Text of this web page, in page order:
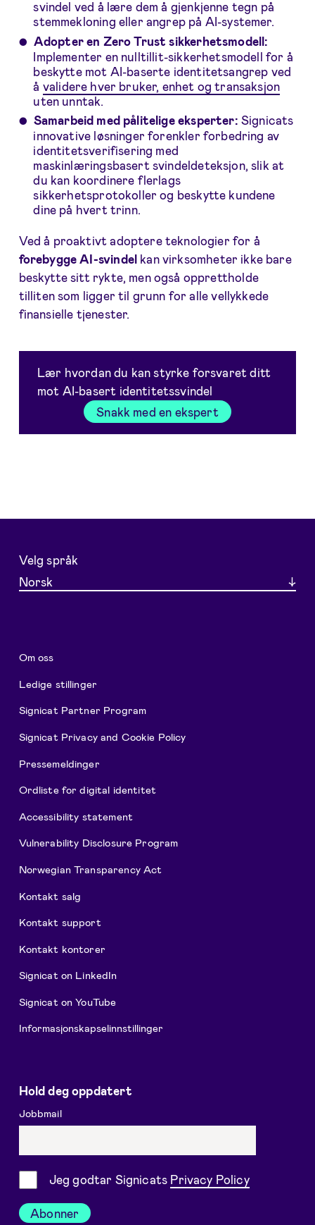
svindel ved å lære dem å gjenkjenne tegn på
stemmekloning eller angrep på AI-systemer.
Adopter en Zero Trust sikkerhetsmodell:
Implementer en nulltillit-sikkerhetsmodell for å
beskytte mot AI-baserte identitetsangrep ved
å validere hver bruker, enhet og transaksjon
uten unntak.
Samarbeid med pålitelige eksperter: Signicats
innovative løsninger forenkler forbedring av
identitetsverifisering med
maskinlæringsbasert svindeldeteksjon, slik at
du kan koordinere flerlags
sikkerhetsprotokoller og beskytte kundene
dine på hvert trinn.
Ved å proaktivt adoptere teknologier for å
forebygge AI-svindel kan virksomheter ikke bare
beskytte sitt rykte, men også opprettholde
tilliten som ligger til grunn for alle vellykkede
finansielle tjenester.
Lær hvordan du kan styrke forsvaret ditt
mot AI-basert identitetssvindel
Snakk med en ekspert
Velg språk
Norsk
Om oss
Ledige stillinger
Signicat Partner Program
Signicat Privacy and Cookie Policy
Pressemeldinger
Ordliste for digital identitet
Accessibility statement
Vulnerability Disclosure Program
Norwegian Transparency Act
Kontakt salg
Kontakt support
Kontakt kontorer
Signicat on LinkedIn
Signicat on YouTube
Informasjonskapselinnstillinger
Hold deg oppdatert
Jobbmail
SamtykkeJeg godtar Signicats Privacy Policy
Abonner